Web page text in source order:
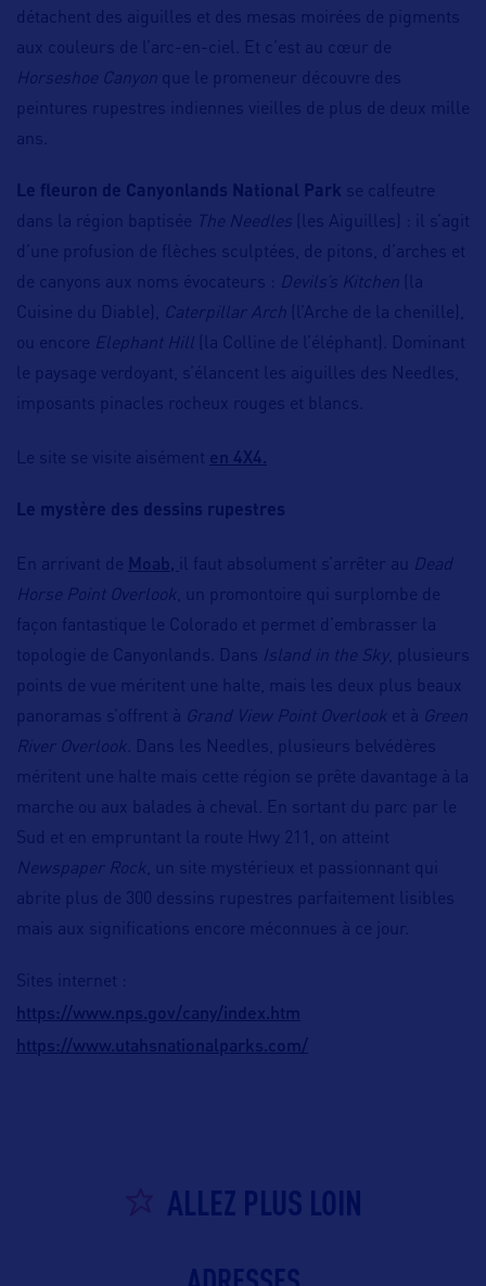
détachent des aiguilles et des mesas moirées de pigments
aux couleurs de l’arc-en-ciel. Et c’est au cœur de
Horseshoe Canyon que le promeneur découvre des
peintures rupestres indiennes vieilles de plus de deux mille
ans.
Le fleuron de Canyonlands National Park se calfeutre
dans la région baptisée The Needles
(les Aiguilles) : il s’agit
d’une profusion de flèches sculptées, de pitons, d’arches et
de canyons aux noms évocateurs : Devils’s Kitchen (la
Cuisine du Diable),
Caterpillar Arch (l’Arche de la chenille),
ou encore Elephant Hill
(la Colline de l’éléphant). Dominant
le paysage verdoyant, s’élancent les aiguilles des Needles,
imposants pinacles rocheux rouges et blancs.
Le site se visite aisément en 4X4.
Le mystère des dessins rupestres
En arrivant de Moab, il faut absolument s’arrêter au Dead
Horse Point Overlook
, un promontoire qui surplombe de
façon fantastique le Colorado et permet d’embrasser la
topologie de Canyonlands. Dans Island in the Sky
, plusieurs
points de vue méritent une halte, mais les deux plus beaux
panoramas s’offrent à Grand View Point Overlook et à Green
River Overlook
. Dans les Needles, plusieurs belvédères
méritent une halte mais cette région se prête davantage à la
marche ou aux balades à cheval. En sortant du parc par le
Sud et en empruntant la route Hwy 211, on atteint
Newspaper Rock
, un site mystérieux et passionnant qui
abrite plus de 300 dessins rupestres parfaitement lisibles
mais aux significations encore méconnues à ce jour.
Sites internet :
https://www.nps.gov/cany/index.htm
https://www.utahsnationalparks.com/
ALLEZ PLUS LOIN